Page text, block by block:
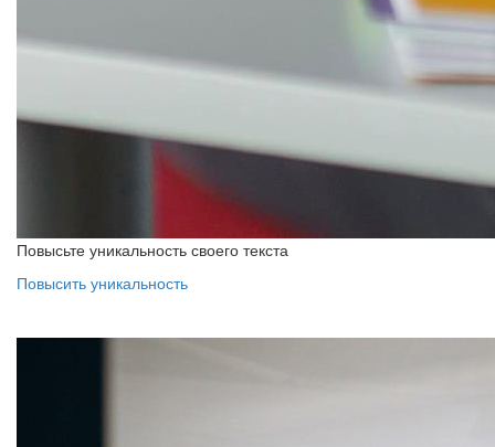
Повысьте уникальность своего текста
Повысить уникальность